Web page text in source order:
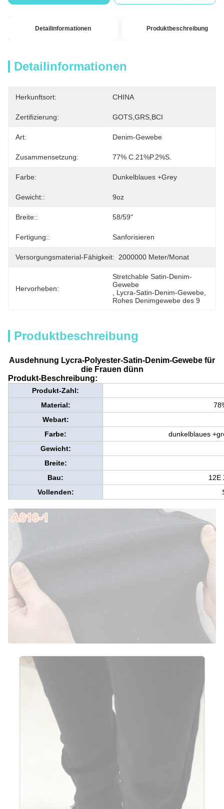
Detailinformationen Produktbeschreibung
Detailinformationen
Herkunftsort: CHINA
Zertifizierung: GOTS,GRS,BCI
Art: Denim-Gewebe
Zusammensetzung: 77% C.21%P.2%S.
Farbe: Dunkelblaues +grey
Gewicht:: 9oz
Breite:: 58/59"
Fertigung:: Sanforisieren
Versorgungsmaterial-Fähigkeit: 2000000 Meter/Monat
Hervorheben:
Stretchable Satin-Denim-
Gewebe
Lycra-Satin-Denim-Gewebe
Rohes Denimgewebe des 9
Produktbeschreibung
Ausdehnung Lycra-Polyester-Satin-Denim-Gewebe für
die Frauen dünn
Produkt-Beschreibung:
Produkt-Zahl:
Material:
Webart:
Farbe:
dunkelblaues
Gewicht:
Breite:
Bau:
12E
Vollenden: